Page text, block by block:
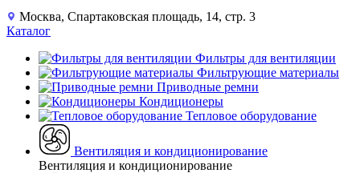
Москва, Спартаковская площадь, 14, стр. 3
Каталог
Фильтры для вентиляции
Фильтрующие материалы
Приводные ремни
Кондиционеры
Тепловое оборудование
Вентиляция и кондиционирование
Вентиляция и кондиционирование